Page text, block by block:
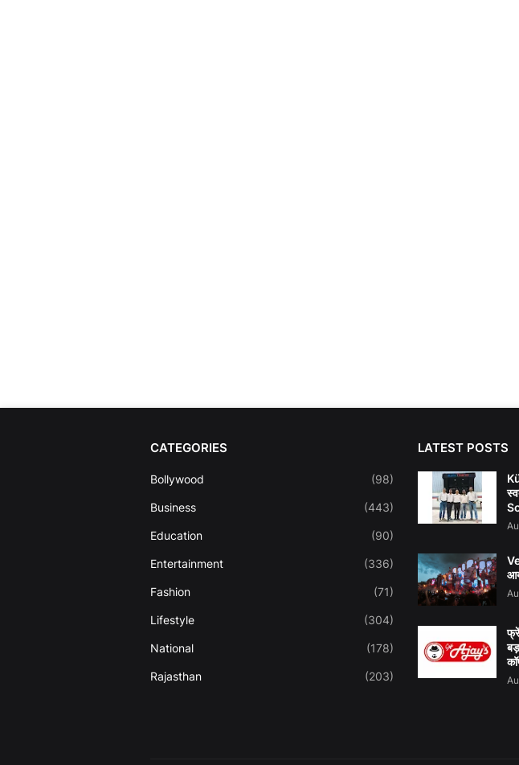
CATEGORIES
Bollywood (98)
Business (443)
Education (90)
Entertainment (336)
Fashion (71)
Lifestyle (304)
National (178)
Rajasthan (203)
LATEST POSTS